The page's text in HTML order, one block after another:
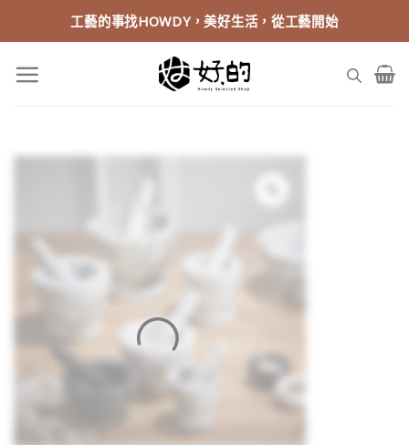
to
content
工藝的事找HOWDY，美好生活，從工藝開始